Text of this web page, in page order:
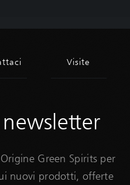
Green Spirits per
nuovi prodotti, offerte